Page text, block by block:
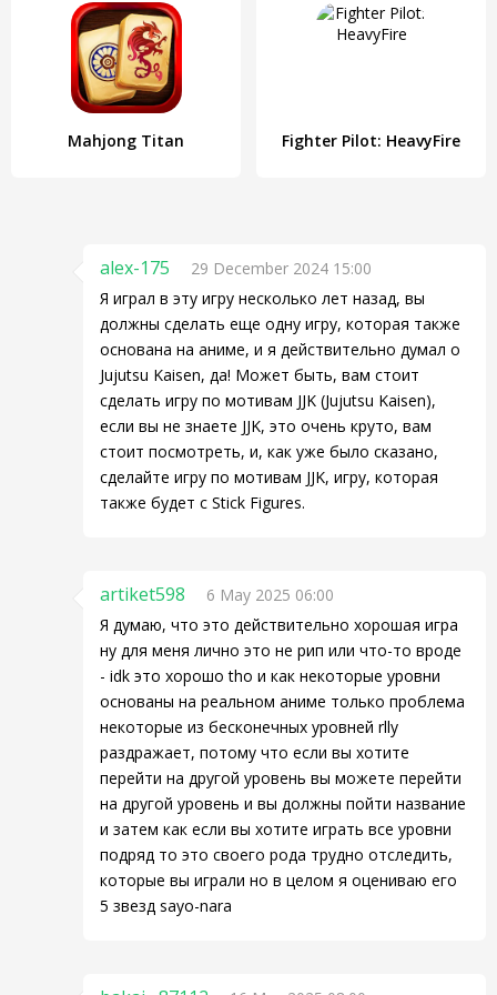
Mahjong Titan Fighter Pilot: HeavyFire
alex-175
29 December 2024 15:00
Я играл в эту игру несколько лет назад, вы
должны сделать еще одну игру, которая также
основана на аниме, и я действительно думал о
Jujutsu Kaisen, да! Может быть, вам стоит
сделать игру по мотивам JJK (Jujutsu Kaisen),
если вы не знаете JJK, это очень круто, вам
стоит посмотреть, и, как уже было сказано,
сделайте игру по мотивам JJK, игру, которая
также будет с Stick Figures.
artiket598
6 May 2025 06:00
Я думаю, что это действительно хорошая игра
ну для меня лично это не рип или что-то вроде
- idk это хорошо tho и как некоторые уровни
основаны на реальном аниме только проблема
некоторые из бесконечных уровней rlly
раздражает, потому что если вы хотите
перейти на другой уровень вы можете перейти
на другой уровень и вы должны пойти название
и затем как если вы хотите играть все уровни
подряд то это своего рода трудно отследить,
которые вы играли но в целом я оцениваю его
5 звезд sayo-nara